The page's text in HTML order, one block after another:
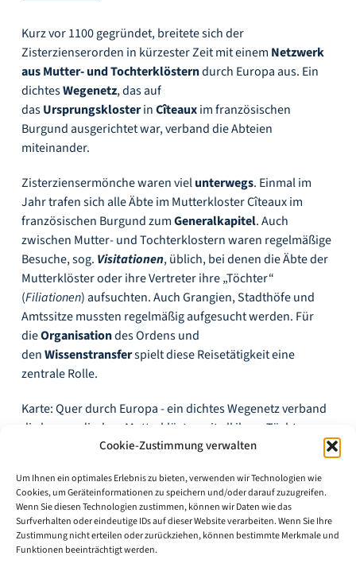
Cookie-Zustimmung verwalten
Um Ihnen ein optimales Erlebnis zu bieten, verwenden wir Technologien wie
Cookies, um Geräteinformationen zu speichern und/oder darauf zuzugreifen.
Wenn Sie diesen Technologien zustimmen, können wir Daten wie das
Surfverhalten oder eindeutige IDs auf dieser Website verarbeiten. Wenn Sie Ihre
Zustimmung nicht erteilen oder zurückziehen, können bestimmte Merkmale und
Funktionen beeinträchtigt werden.
Kurz vor 1100 gegründet, breitete sich der
Zisterzienserorden in kürzester Zeit mit einem Netzwerk
aus Mutter- und Tochterklösterndurch Europa aus. Ein
dichtesWegenetz, das auf
dasUrsprungsklosterinCîteauxim französischen
Burgund ausgerichtet war, verband die Abteien
miteinander.
Zisterziensermönche waren vielunterwegs. Einmal im
Jahr trafen sich alle Äbte im Mutterkloster Cîteaux im
französischen Burgund zumGeneralkapitel. Auch
zwischen Mutter- und Tochterklostern waren regelmäßige
Besuche, sog. Visitationen, üblich, bei denen die Äbte der
Mutterklöster oder ihre Vertreter ihre „Töchter“
(Filiationen) aufsuchten. Auch Grangien, Stadthöfe und
Amtssitze mussten regelmäßig aufgesucht werden. Für
dieOrganisationdes Ordens und
denWissenstransferspielt diese Reisetätigkeit eine
zentrale Rolle.
Karte: Quer durch Europa - ein dichtes Wegenetz verband
die burgundischen Mutterklöster mit all ihren Töchtern.